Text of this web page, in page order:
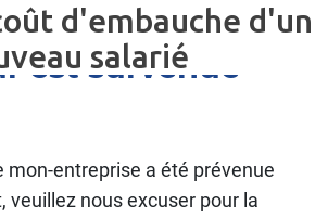
d'embauche d'un
salarié